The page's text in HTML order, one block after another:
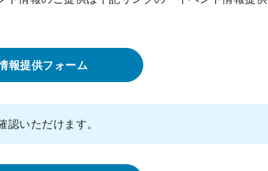
報提供フォーム
いただけます。